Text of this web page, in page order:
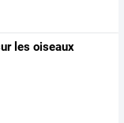
les oiseaux